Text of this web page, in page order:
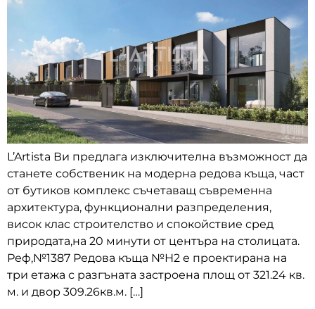
L’Artista Ви предлага изключителна възможност да
станете собственик на модерна редова къща, част
от бутиков комплекс съчетаващ съвременна
архитектура, функционални разпределения,
висок клас строителство и спокойствие сред
природата,на 20 минути от центъра на столицата.
Реф,№1387 Редова къща №Н2 е проектирана на
три етажа с разгъната застроена площ от 321.24 кв.
м. и двор 309.26кв.м. […]